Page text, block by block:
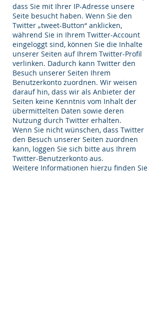
dass Sie mit Ihrer IP-Adresse unsere
Seite besucht haben. Wenn Sie den
Twitter „tweet-Button“ anklicken,
während Sie in Ihrem Twitter-Account
eingeloggt sind, können Sie die Inhalte
unserer Seiten auf Ihrem Twitter-Profil
verlinken. Dadurch kann Twitter den
Besuch unserer Seiten Ihrem
Benutzerkonto zuordnen. Wir weisen
darauf hin, dass wir als Anbieter der
Seiten keine Kenntnis vom Inhalt der
übermittelten Daten sowie deren
Nutzung durch Twitter erhalten.
Wenn Sie nicht wünschen, dass Twitter
den Besuch unserer Seiten zuordnen
kann, loggen Sie sich bitte aus Ihrem
Twitter-Benutzerkonto aus.
Weitere Informationen hierzu finden Sie